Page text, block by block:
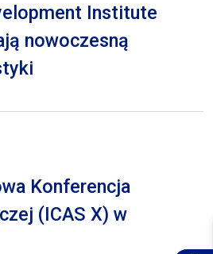
Institute
nowoczesną
Konferencja
(ICAS X) w